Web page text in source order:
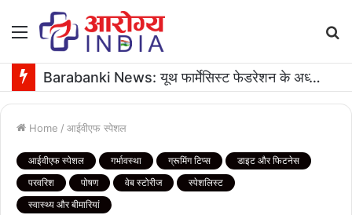
Menu
Barabanki News: यूथ फार्मेसिस्ट फेडरेशन के अध्यक्ष के जन्मदिन पर 16 यूनिट रक्तदान
Home / आईवीएफ स्पेशल
आईवीएफ स्पेशल गर्भावस्था ग्रूमिंग टिप्स
डाइट और फिटनेस
परवरिश
पोषण वेब स्टोरीज
स्पेशलिस्ट
स्वास्थ्य और बीमारियां